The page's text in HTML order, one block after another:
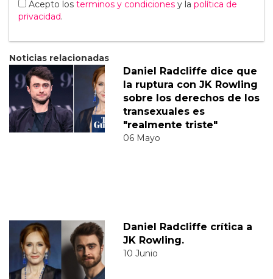
Acepto los terminos y condiciones y la política de
privacidad.
Noticias relacionadas
Daniel Radcliffe dice que
la ruptura con JK Rowling
sobre los derechos de los
transexuales es
"realmente triste"
06 Mayo
Daniel Radcliffe crítica a
JK Rowling.
10 Junio